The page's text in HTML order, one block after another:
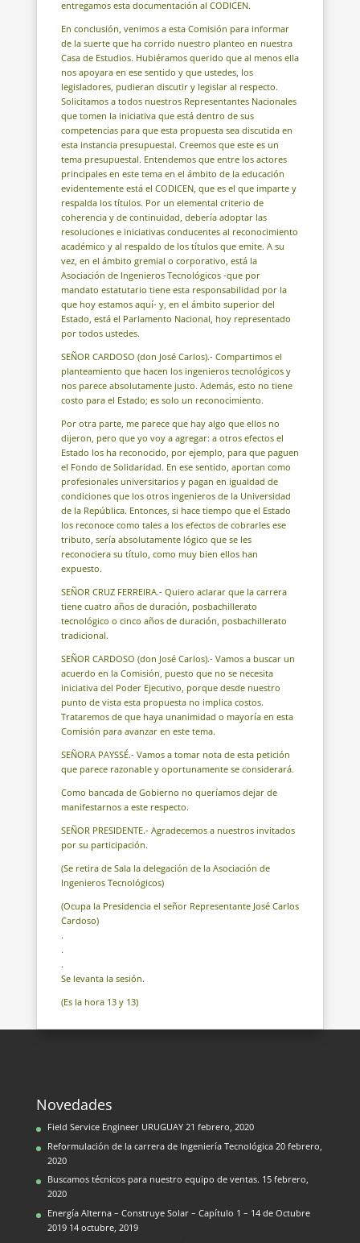
entregamos esta documentación al CODICEN.
En conclusión, venimos a esta Comisión para informar
de la suerte que ha corrido nuestro planteo en nuestra
Casa de Estudios. Hubiéramos querido que al menos ella
nos apoyara en ese sentido y que ustedes, los
legisladores, pudieran discutir y legislar al respecto.
Solicitamos a todos nuestros Representantes Nacionales
que tomen la iniciativa que está dentro de sus
competencias para que esta propuesta sea discutida en
esta instancia presupuestal. Creemos que este es un
tema presupuestal. Entendemos que entre los actores
principales en este tema en el ámbito de la educación
evidentemente está el CODICEN, que es el que imparte y
respalda los títulos. Por un elemental criterio de
coherencia y de continuidad, debería adoptar las
resoluciones e iniciativas conducentes al reconocimiento
académico y al respaldo de los títulos que emite. A su
vez, en el ámbito gremial o corporativo, está la
Asociación de Ingenieros Tecnológicos -que por
mandato estatutario tiene esta responsabilidad por la
que hoy estamos aquí- y, en el ámbito superior del
Estado, está el Parlamento Nacional, hoy representado
por todos ustedes.
SEÑOR CARDOSO (don José Carlos).- Compartimos el
planteamiento que hacen los ingenieros tecnológicos y
nos parece absolutamente justo. Además, esto no tiene
costo para el Estado; es solo un reconocimiento.
Por otra parte, me parece que hay algo que ellos no
dijeron, pero que yo voy a agregar: a otros efectos el
Estado los ha reconocido, por ejemplo, para que paguen
el Fondo de Solidaridad. En ese sentido, aportan como
profesionales universitarios y pagan en igualdad de
condiciones que los otros ingenieros de la Universidad
de la República. Entonces, si hace tiempo que el Estado
los reconoce como tales a los efectos de cobrarles ese
tributo, sería absolutamente lógico que se les
reconociera su título, como muy bien ellos han
expuesto.
SEÑOR CRUZ FERREIRA.- Quiero aclarar que la carrera
tiene cuatro años de duración, posbachillerato
tecnológico o cinco años de duración, posbachillerato
tradicional.
SEÑOR CARDOSO (don José Carlos).- Vamos a buscar un
acuerdo en la Comisión, puesto que no se necesita
iniciativa del Poder Ejecutivo, porque desde nuestro
punto de vista esta propuesta no implica costos.
Trataremos de que haya unanimidad o mayoría en esta
Comisión para avanzar en este tema.
SEÑORA PAYSSÉ.- Vamos a tomar nota de esta petición
que parece razonable y oportunamente se considerará.
Como bancada de Gobierno no queríamos dejar de
manifestarnos a este respecto.
SEÑOR PRESIDENTE.- Agradecemos a nuestros invitados
por su participación.
(Se retira de Sala la delegación de la Asociación de
Ingenieros Tecnológicos)
(Ocupa la Presidencia el señor Representante José Carlos
Cardoso)
.
.
.
Se levanta la sesión.
(Es la hora 13 y 13)
Novedades
Field Service Engineer URUGUAY 21 febrero, 2020
Reformulación de la carrera de Ingeniería Tecnológica 20 febrero,
2020
Buscamos técnicos para nuestro equipo de ventas. 15 febrero,
2020
Energía Alterna – Construye Solar – Capítulo 1 – 14 de Octubre
2019 14 octubre, 2019